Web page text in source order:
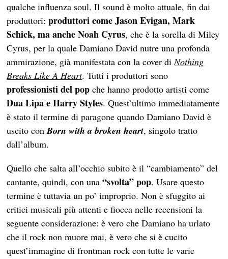
qualche influenza soul. Il sound è molto attuale, fin dai
produttori:produttori come Jason Evigan, Mark
Schick, ma anche Noah Cyrus, che è la sorella di Miley
Cyrus, per la quale Damiano David nutre una profonda
ammirazione, già manifestata con la cover diNothing
Breaks Like A Heart. Tutti i produttori sono
professionisti del pop che hanno prodotto artisti come
Dua Lipa e Harry Styles. Quest’ultimo immediatamente
è stato il termine di paragone quando Damiano David è
uscito conBorn with a broken heart, singolo tratto
dall’album.
Quello che salta all’occhio subito è il “cambiamento” del
cantante, quindi, con una“svolta” pop. Usare questo
termine è tuttavia un po’ improprio. Non è sfuggito ai
critici musicali più attenti e fiocca nelle recensioni la
seguente considerazione: è vero che Damiano ha urlato
che il rock non muore mai, è vero che si è cucito
quest’immagine di frontman rock con tutte le varie